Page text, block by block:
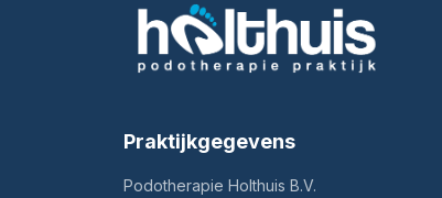
Praktijkgegevens
Podotherapie Holthuis B.V.